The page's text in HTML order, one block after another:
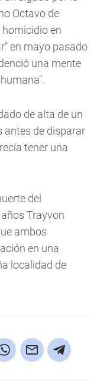
Octavo de
en
en mayo pasado
una mente
de alta de un
antes de disparar
tener una
del
Trayvon
ambos
en una
localidad de